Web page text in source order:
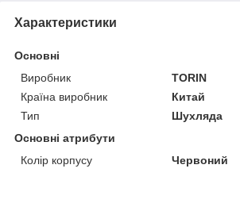
Характеристики
Основні
Виробник
TORIN
Країна виробник
Китай
Тип
Шухляда
Основні атрибути
Колір корпусу
Червоний